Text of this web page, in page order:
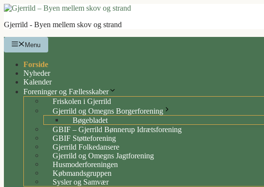
Hop
indhold
Gjerrild - Byen mellem skov og strand
Menu
Forside
Nyheder
Kalender
Foreninger og Fællesskaber
Friskolen i Gjerrild
Gjerrild og Omegns Borgerforening
Bøgebladet
GBIF – Gjerrild Bønnerup Idrætsforening
GBIF Støtteforening
Gjerrild Folkedansere
Gjerrild og Omegns Jagtforening
Husmoderforeningen
Købmandsgruppen
Sysler og Samvær